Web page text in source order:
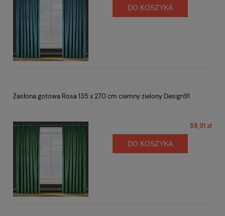
DO KOSZYKA
Zasłona gotowa Rosa 135 x 270 cm ciemny zielony Design91
58,91 zł
DO KOSZYKA